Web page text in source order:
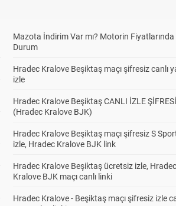
Mazota İndirim Var mı? Motorin Fiyatlarında
Durum
Hradec Kralove Beşiktaş maçı şifresiz canlı
izle
Hradec Kralove Beşiktaş CANLI İZLE
(Hradec Kralove BJK)
Hradec Kralove Beşiktaş maçı şifresiz S
izle, Hradec Kralove BJK link
Hradec Kralove Beşiktaş ücretsiz izle, Hradec
Kralove BJK maçı canlı linki
Hradec Kralove - Beşiktaş maçı şifresiz izle